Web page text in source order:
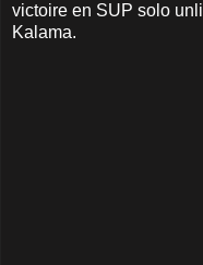
victoire en SUP solo
Kalama.